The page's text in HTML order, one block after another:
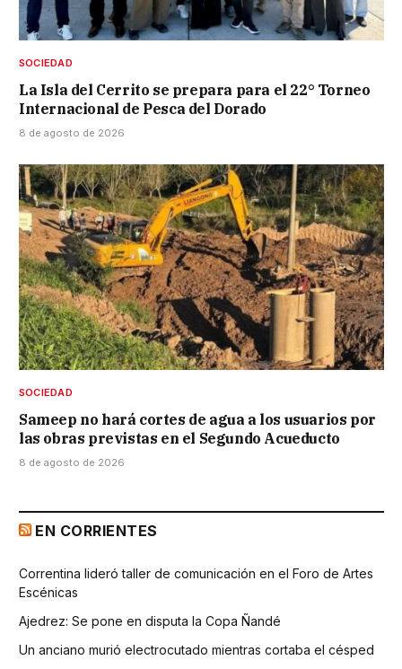
SOCIEDAD
La Isla del Cerrito se prepara para el 22° Torneo
Internacional de Pesca del Dorado
8 de agosto de 2026
SOCIEDAD
Sameep no hará cortes de agua a los usuarios por
las obras previstas en el Segundo Acueducto
8 de agosto de 2026
EN CORRIENTES
Correntina lideró taller de comunicación en el Foro de Artes
Escénicas
Ajedrez: Se pone en disputa la Copa Ñandé
Un anciano murió electrocutado mientras cortaba el césped